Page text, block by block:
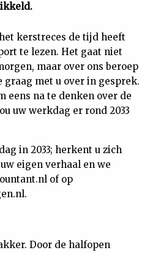
kerstreces de tijd heeft
te lezen. Het gaat niet
maar over ons beroep
graag met u over in gesprek.
eens na te denken over de
uw werkdag er rond 2033
in 2033; herkent u zich
eigen verhaal en we
of op
Door de halfopen